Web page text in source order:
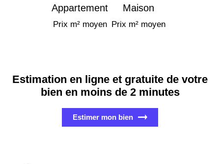
Appartement
Prix m² moyen
Maison
Prix m² moyen
Estimation en ligne et gratuite de votre
bien en moins de 2 minutes
Estimer mon bien